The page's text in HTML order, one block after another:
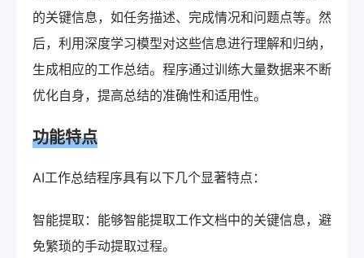
的关键信息，如任务描述、完成情况和问题点等。然
后，利用深度学习模型对这些信息进行理解和归纳，
生成相应的工作总结。程序通过训练大量数据来不断
优化自身，提高总结的准确性和适用性。
功能特点
AI工作总结程序具有以下几个显著特点：
智能提取：能够智能提取工作文档中的关键信息，避
免繁琐的手动提取过程。